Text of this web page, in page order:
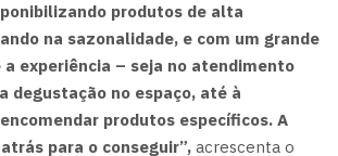
produtos de alta
na sazonalidade, e com um grande
experiência – seja no atendimento
degustação no espaço, até à
produtos específicos. A
para o conseguir”, acrescenta o